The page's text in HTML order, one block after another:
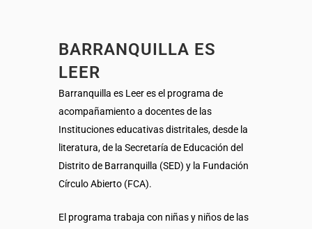
BARRANQUILLA ES
LEER
Barranquilla es Leer es el programa de
acompañamiento a docentes de las
Instituciones educativas distritales, desde la
literatura, de la Secretaría de Educación del
Distrito de Barranquilla (SED) y la Fundación
Círculo Abierto (FCA).
El programa trabaja con niñas y niños de las